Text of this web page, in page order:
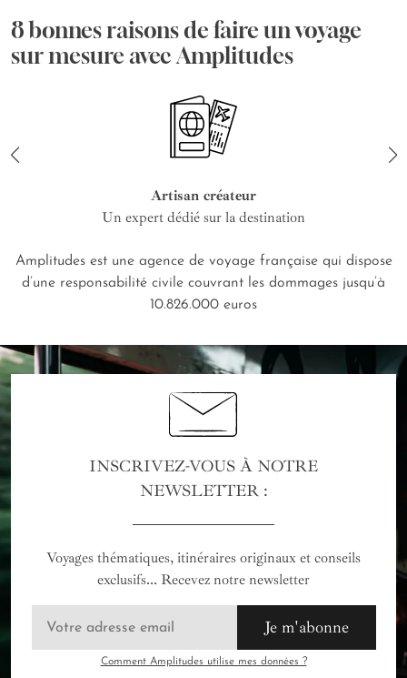
8 bonnes raisons de faire un voyage
sur mesure avec Amplitudes
Artisan créateur
Un expert dédié sur la destination
Amplitudes est une agence de voyage française qui dispose
d’une responsabilité civile couvrant les dommages jusqu’à
10.826.000 euros
INSCRIVEZ-VOUS À NOTRE
NEWSLETTER :
Voyages thématiques, itinéraires originaux et conseils
exclusifs... Recevez notre newsletter
Je m'abonne
Comment Amplitudes utilise mes données ?